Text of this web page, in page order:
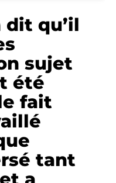
dit qu’il
sujet
été
fait
tant